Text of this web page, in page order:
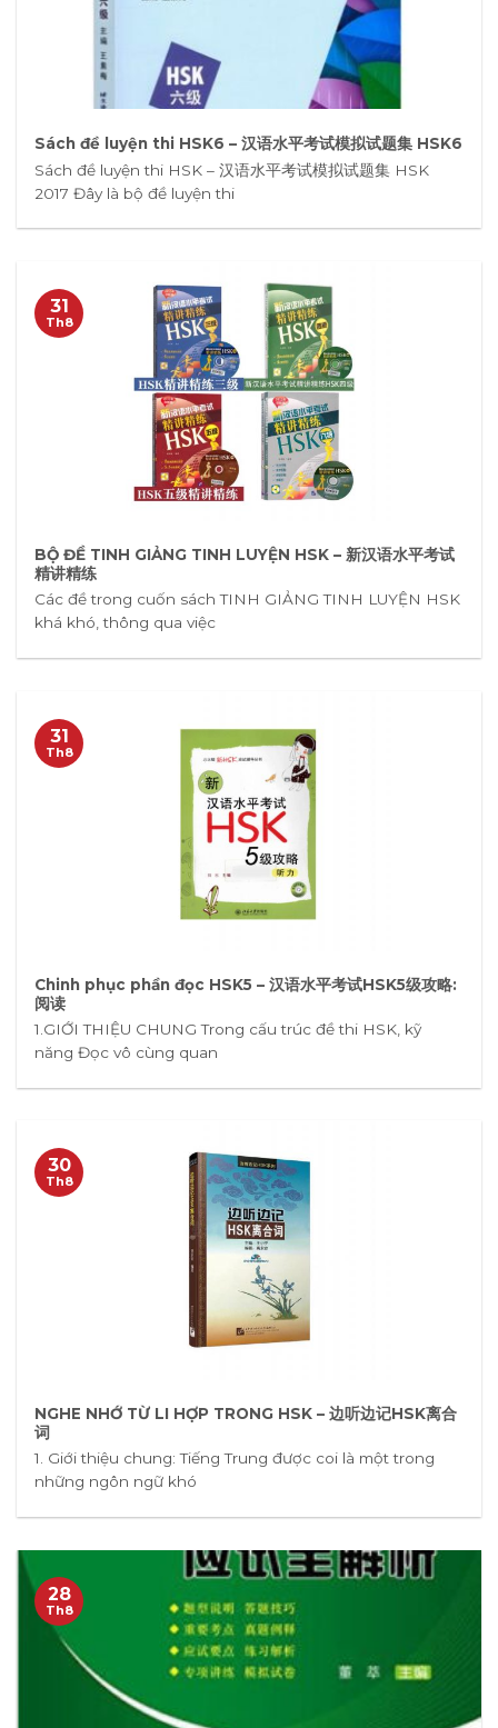
Sách đề luyện thi HSK6 – 汉语水平考试模拟试题集 HSK6
Sách đề luyện thi HSK – 汉语水平考试模拟试题集 HSK
2017 Đây là bộ đề luyện thi
BỘ ĐỀ TINH GIẢNG TINH LUYỆN HSK – 新汉语水平考试
精讲精练
Các đề trong cuốn sách TINH GIẢNG TINH LUYỆN HSK
khá khó, thông qua việc
31
Th8
Chinh phục phần đọc HSK5 – 汉语水平考试HSK5级攻略:
阅读
1.GIỚI THIỆU CHUNG Trong cấu trúc đề thi HSK, kỹ
năng Đọc vô cùng quan
31
Th8
NGHE NHỚ TỪ LI HỢP TRONG HSK – 边听边记HSK离合
词
1. Giới thiệu chung: Tiếng Trung được coi là một trong
những ngôn ngữ khó
30
Th8
28
Th8